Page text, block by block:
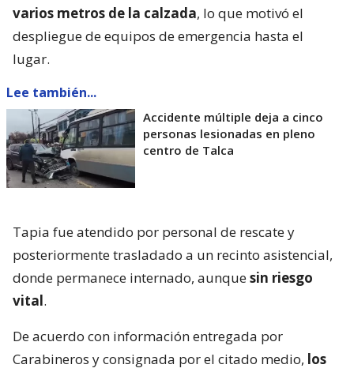
varios metros de la calzada, lo que motivó el
despliegue de equipos de emergencia hasta el
lugar.
Lee también...
Accidente múltiple deja a cinco
personas lesionadas en pleno
centro de Talca
Tapia fue atendido por personal de rescate y
posteriormente trasladado a un recinto asistencial,
donde permanece internado, aunquesin riesgo
vital.
De acuerdo con información entregada por
Carabineros y consignada por el citado medio, los